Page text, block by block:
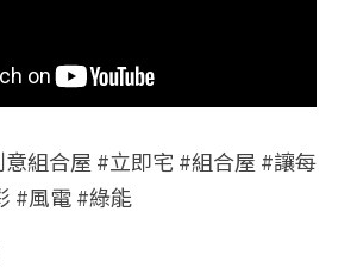
組合屋 #立即宅 #組合屋 #讓每
#風電 #綠能